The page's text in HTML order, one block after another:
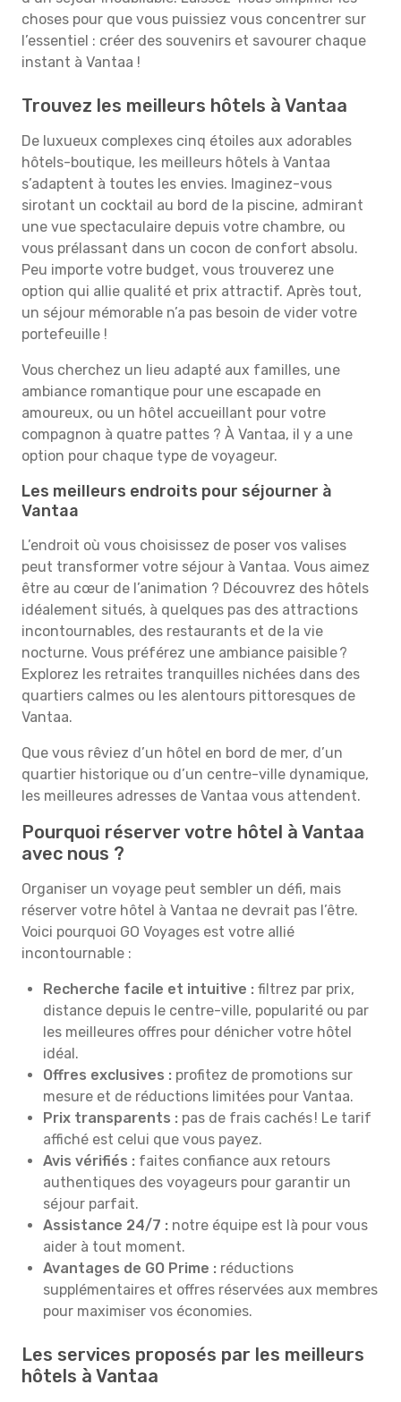
choses pour que vous puissiez vous concentrer sur
l’essentiel : créer des souvenirs et savourer chaque
instant à Vantaa !
Trouvez les meilleurs hôtels à Vantaa
De luxueux complexes cinq étoiles aux adorables
hôtels-boutique, les meilleurs hôtels à Vantaa
s’adaptent à toutes les envies. Imaginez-vous
sirotant un cocktail au bord de la piscine, admirant
une vue spectaculaire depuis votre chambre, ou
vous prélassant dans un cocon de confort absolu.
Peu importe votre budget, vous trouverez une
option qui allie qualité et prix attractif. Après tout,
un séjour mémorable n’a pas besoin de vider votre
portefeuille !
Vous cherchez un lieu adapté aux familles, une
ambiance romantique pour une escapade en
amoureux, ou un hôtel accueillant pour votre
compagnon à quatre pattes ? À Vantaa, il y a une
option pour chaque type de voyageur.
Les meilleurs endroits pour séjourner à
Vantaa
L’endroit où vous choisissez de poser vos valises
peut transformer votre séjour à Vantaa. Vous aimez
être au cœur de l’animation ? Découvrez des hôtels
idéalement situés, à quelques pas des attractions
incontournables, des restaurants et de la vie
nocturne. Vous préférez une ambiance paisible ?
Explorez les retraites tranquilles nichées dans des
quartiers calmes ou les alentours pittoresques de
Vantaa.
Que vous rêviez d’un hôtel en bord de mer, d’un
quartier historique ou d’un centre-ville dynamique,
les meilleures adresses de Vantaa vous attendent.
Pourquoi réserver votre hôtel à Vantaa
avec nous ?
Organiser un voyage peut sembler un défi, mais
réserver votre hôtel à Vantaa ne devrait pas l’être.
Voici pourquoi GO Voyages est votre allié
incontournable :
Recherche facile et intuitive : filtrez par prix,
distance depuis le centre-ville, popularité ou par
les meilleures offres pour dénicher votre hôtel
idéal.
Offres exclusives : profitez de promotions sur
mesure et de réductions limitées pour Vantaa.
Prix transparents : pas de frais cachés ! Le tarif
affiché est celui que vous payez.
Avis vérifiés : faites confiance aux retours
authentiques des voyageurs pour garantir un
séjour parfait.
Assistance 24/7 : notre équipe est là pour vous
aider à tout moment.
Avantages de GO Prime : réductions
supplémentaires et offres réservées aux membres
pour maximiser vos économies.
Les services proposés par les meilleurs
hôtels à Vantaa